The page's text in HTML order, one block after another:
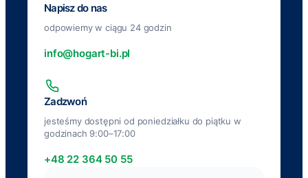
Napisz do nas
odpowiemy w ciągu 24 godzin
info@hogart-bi.pl
Zadzwoń
jesteśmy dostępni od poniedziałku do piątku w
godzinach 9:00–17:00
+48 22 364 50 55